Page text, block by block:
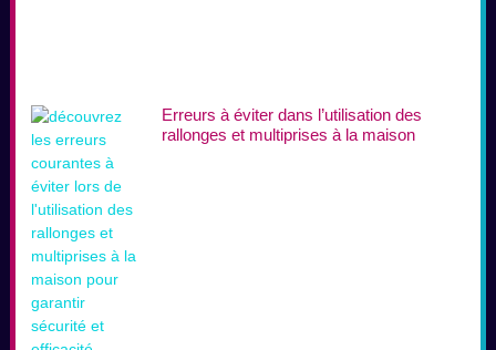
Erreurs à éviter dans l’utilisation des
rallonges et multiprises à la maison